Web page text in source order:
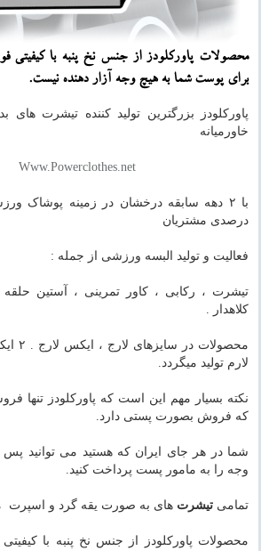
محصولات پاوركلودز از جنس نخ پنبه با كیفیتی
برای پوست شما به هیچ وجه آزار دهنده نیست.
پاورکلودز بزرگترین تولید کننده تیشرت های
خاورمیانه
Www.Powerclothes.net
درصدی مشتریان
فعالیت و تولید البسه ورزشی از جمله :
تیشرت ، رکابی ، کاور تمرینی ، آستین
کلاهدار .
لارم تولید میگردد.
نکته بسیار مهم این است که پاورکلودز تنها
که فروش بصورت پستی دارد.
شما در هر جای ایران که هستید می توانید
وجه را به مامور پست پرداخت کنید.
تمامی تیشرت های به صورت یقه گرد و اسپرت
محصولات پاورکلودز از جنس نخ پنبه با